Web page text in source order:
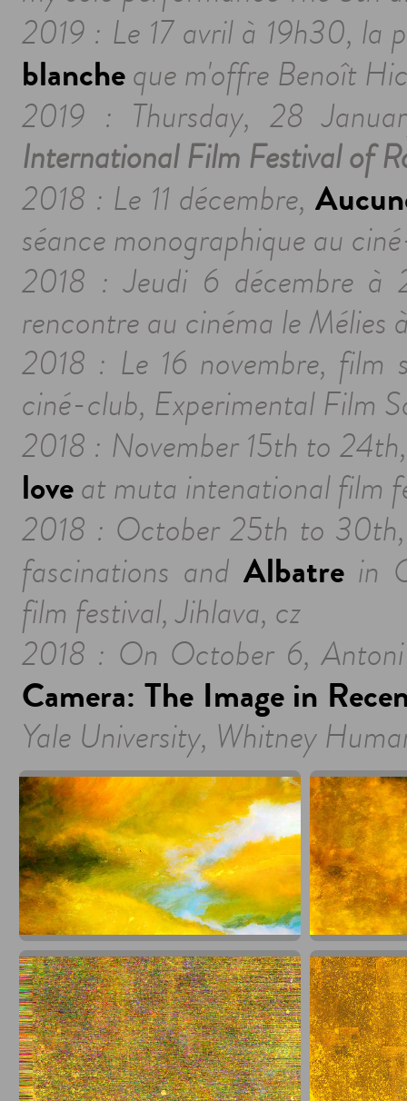
2019 : Le 17 avril à 19h30, la
blanche que m'offre Benoît
2019 : Thursday, 28
International Film Festival of
2018 : Le 11 décembre,
séance monographique au
2018 : Jeudi 6 décembre
rencontre au cinéma le Mélies
2018 : Le 16 novembre, film
ciné-club, Experimental Film
2018 : November 15th to
love at muta intenational film
2018 : October 25th to
fascinations and Albatrein
film festival, Jihlava, cz
2018 : On October 6,
Camera: The Image in
Yale University, Whitney